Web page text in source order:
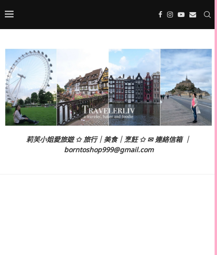
莉芙小姐愛旅遊 ✩ 旅行｜美食｜烹飪 ✩ ✉ 連絡信箱 ｜
borntoshop999@gmail.com